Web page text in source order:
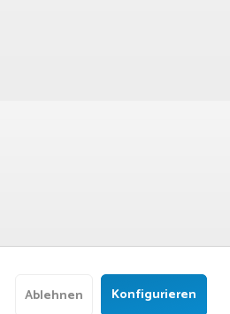
Ablehnen Konfigurieren